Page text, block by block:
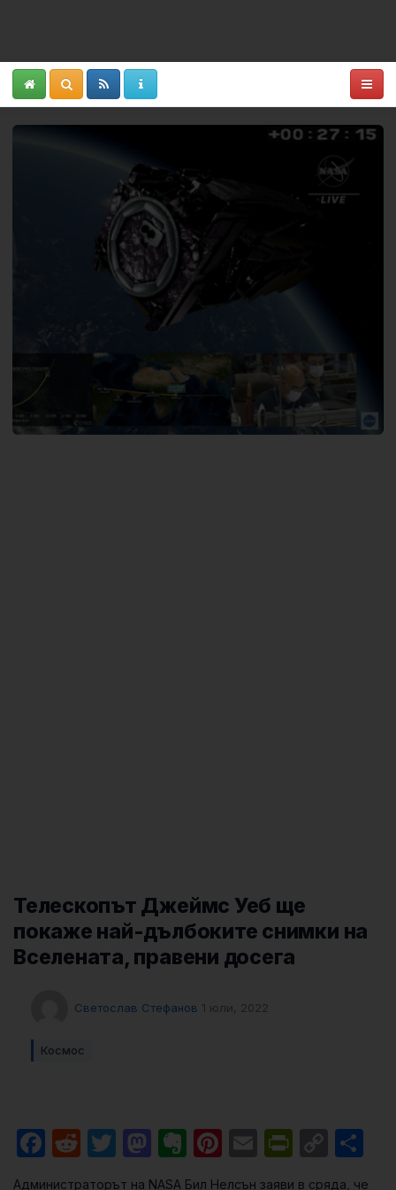
Телескопът Джеймс Уеб ще
покаже най-дълбоките снимки на
Вселената, правени досега
Светослав Стефанов 1 юли, 2022
Космос
Facebook
RedditTwitter
Mastodon
Evernote
Pinterest
Email
Администраторът на NASA Бил Нелсън заяви в сряда, че